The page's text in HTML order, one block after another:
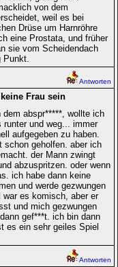
von dem
weil es bei
Drüse um Harnröhre
eine Prostata, und früher
sie vom Scheidendach
Antworten
Frau sein
abspr*****, wollte ich
und weg... immer
aufgegeben zu haben.
schon geholfen. aber ich
der Mann zwingt
abzuspritzen. oder wenn
ich habe dann keine
und werde gezwungen
es komisch, aber er
und mich gezwungen
gef***t. ich bin dann
es ein sehr geiles Spiel
Antworten